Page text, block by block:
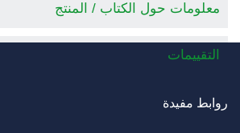
معلومات حول الكتاب / المنتج
التقييمات
روابط مفيدة